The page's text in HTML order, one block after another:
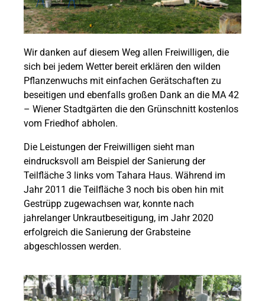
Wir danken auf diesem Weg allen Freiwilligen, die
sich bei jedem Wetter bereit erklären den wilden
Pflanzenwuchs mit einfachen Gerätschaften zu
beseitigen und ebenfalls großen Dank an die MA 42
– Wiener Stadtgärten die den Grünschnitt kostenlos
vom Friedhof abholen.
Die Leistungen der Freiwilligen sieht man
eindrucksvoll am Beispiel der Sanierung der
Teilfläche 3 links vom Tahara Haus. Während im
Jahr 2011 die Teilfläche 3 noch bis oben hin mit
Gestrüpp zugewachsen war, konnte nach
jahrelanger Unkrautbeseitigung, im Jahr 2020
erfolgreich die Sanierung der Grabsteine
abgeschlossen werden.